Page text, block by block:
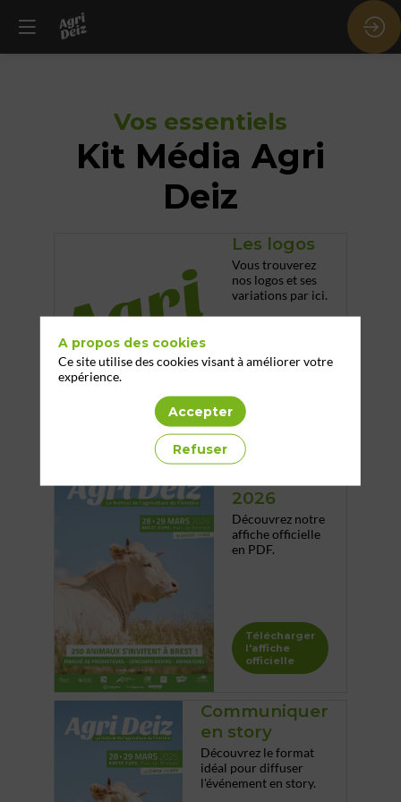
Vos essentiels
Kit Média Agri
Deiz
Les logos
Vous trouverez
nos logos et ses
variations par ici.
Télécharger
2026
Découvrez notre
affiche officielle
en PDF.
Télécharger
l'affiche
officielle
Communiquer
en story
Découvrez le format
idéal pour diffuser
l'événement en story.
A propos des cookies
Ce site utilise des cookies visant à améliorer votre
expérience.
Accepter
Refuser